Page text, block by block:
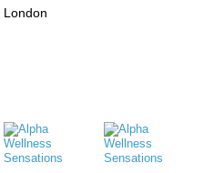
London